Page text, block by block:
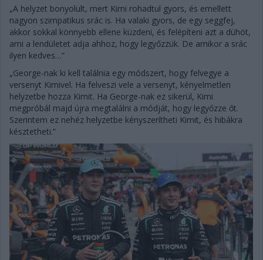
„A helyzet bonyolult, mert Kimi rohadtul gyors, és emellett
nagyon szimpatikus srác is. Ha valaki gyors, de egy seggfej,
akkor sokkal könnyebb ellene küzdeni, és felépíteni azt a dühöt,
ami a lendületet adja ahhoz, hogy legyőzzük. De amikor a srác
ilyen kedves…”
„George-nak ki kell találnia egy módszert, hogy felvegye a
versenyt Kimivel. Ha felveszi vele a versenyt, kényelmetlen
helyzetbe hozza Kimit. Ha George-nak ez sikerül, Kimi
megpróbál majd újra megtalálni a módját, hogy legyőzze őt.
Szerintem ez nehéz helyzetbe kényszerítheti Kimit, és hibákra
késztetheti.”